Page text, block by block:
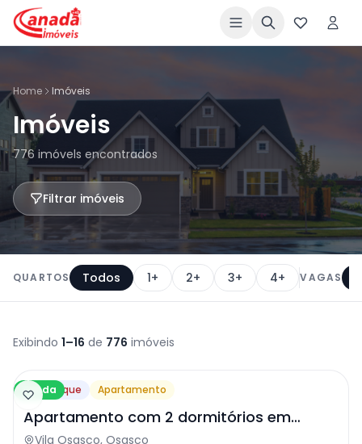
Home Imóveis
Imóveis
776 imóvels encontrados
Filtrar imóveis
QUARTOS Todos 1+ 2+ 3+ 4+ VAGAS
Exibindo 1–16 de 776 imóveis
Venda
Destaque Apartamento
Apartamento com 2 dormitórios em
Osasco
Vila Osasco, Osasco